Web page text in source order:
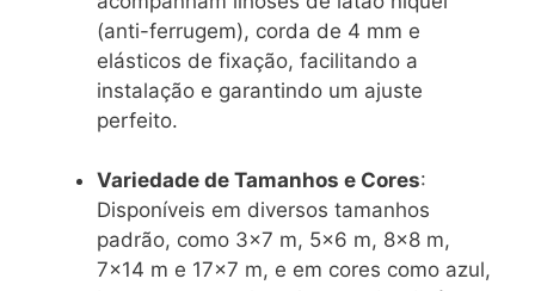
(anti-ferrugem), corda de 4 mm e
elásticos de fixação, facilitando a
instalação e garantindo um ajuste
perfeito.
Variedade de Tamanhos e Cores:
Disponíveis em diversos tamanhos
padrão, como 3×7 m, 5×6 m, 8×8 m,
7×14 m e 17×7 m, e em cores como azul,